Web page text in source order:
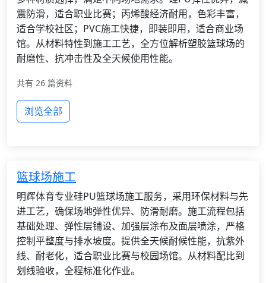
震防滑，适合职业比赛；丙烯酸经济耐用，色彩丰富，
适合学校社区；PVC施工快捷，即装即用，适合商业场
馆。从材料特性到施工工艺，全方位解析塑胶篮球场的
耐磨性、抗冲击性及全天候使用性能。
共有 26 篇资料
浏览全部
篮球场施工
明辉体育专业硅PU篮球场施工服务，采用环保材料与先
进工艺，确保场地弹性优异、防滑耐磨。施工流程包括
基础处理、弹性层铺设、加强层涂布及面层喷涂，严格
控制平整度与排水坡度。提供全天候耐候性能，抗紫外
线、耐老化，适合职业比赛与校园场馆。从材料配比到
划线验收，全程标准化作业。